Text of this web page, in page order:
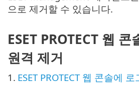
으로 제거할 수 있습니다.
ESET PROTECT 웹
원격 제거
1. ESET PROTECT 웹 콘솔에 로